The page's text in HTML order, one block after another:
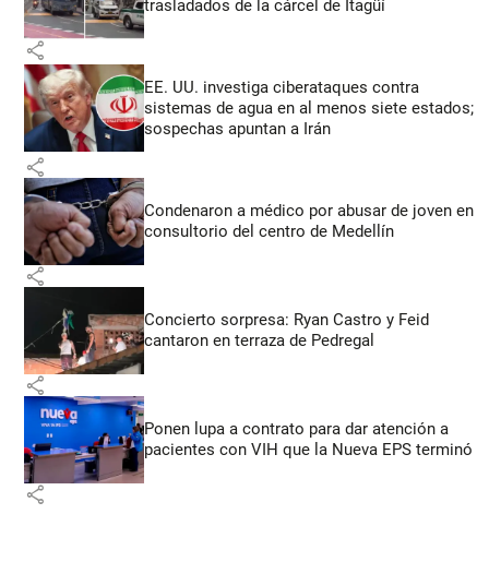
trasladados de la cárcel de Itagüí
share
EE. UU. investiga ciberataques contra
sistemas de agua en al menos siete estados;
sospechas apuntan a Irán
share
Condenaron a médico por abusar de joven en
consultorio del centro de Medellín
share
Concierto sorpresa: Ryan Castro y Feid
cantaron en terraza de Pedregal
share
Ponen lupa a contrato para dar atención a
pacientes con VIH que la Nueva EPS terminó
share